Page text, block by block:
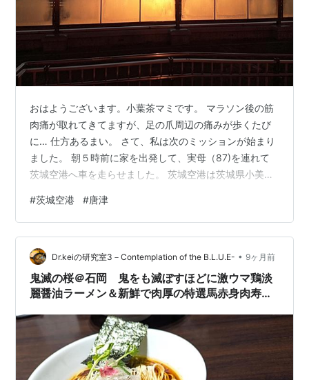
おはようございます。小葉茶マミです。 マラソン後の筋
肉痛が取れてきてますが、足の爪周辺の痛みが歩くたび
に… 仕方あるまい。 さて、私は次のミッションが始まり
ました。 朝５時前に家を出発して、実母（87)を連れて
茨城空港へ車を走らせました。 茨城空港は茨城県小美玉
♡ この茨城空港に馴染みのない方が多いかと思います
が、空港の規模が小さめがゆえに使い勝手がいい～ そし
て駐車場代が無料なのです。スゴイ！ 空港内の移動は羽
田空港の数十倍、数百倍、いやいや数千倍もラクチン。
昨日は高齢の母を連れていたので、大正解でした。 茨城
空港→福岡空港へ。 富士山、南ア…
#茨城空港 #唐津
Dr.keiの研究室3－Contemplation of the B.L.U.E- • 9ヶ月前
鬼滅の桜＠石岡 鬼をも滅ぼすほどに激ウマ鶏淡
麗醤油ラーメン＆新鮮で肉厚の特選馬赤身肉寿司